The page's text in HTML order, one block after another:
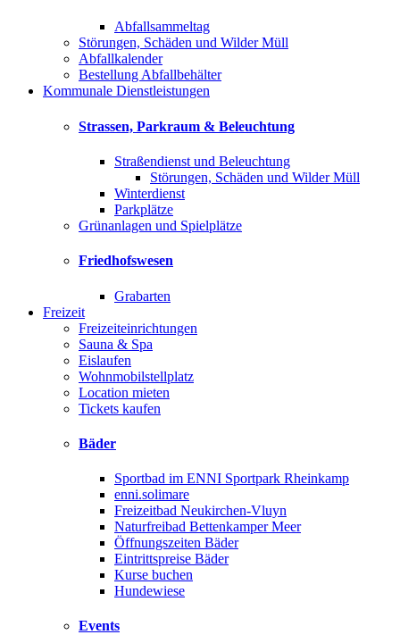
Abfallsammeltag
Störungen, Schäden und Wilder Müll
Abfallkalender
Bestellung Abfallbehälter
Kommunale Dienstleistungen
Strassen, Parkraum & Beleuchtung
Straßendienst und Beleuchtung
Störungen, Schäden und Wilder Müll
Winterdienst
Parkplätze
Grünanlagen und Spielplätze
Friedhofswesen
Grabarten
Freizeit
Freizeiteinrichtungen
Sauna & Spa
Eislaufen
Wohnmobilstellplatz
Location mieten
Tickets kaufen
Bäder
Sportbad im ENNI Sportpark Rheinkamp
enni.solimare
Freizeitbad Neukirchen-Vluyn
Naturfreibad Bettenkamper Meer
Öffnungszeiten Bäder
Eintrittspreise Bäder
Kurse buchen
Hundewiese
Events